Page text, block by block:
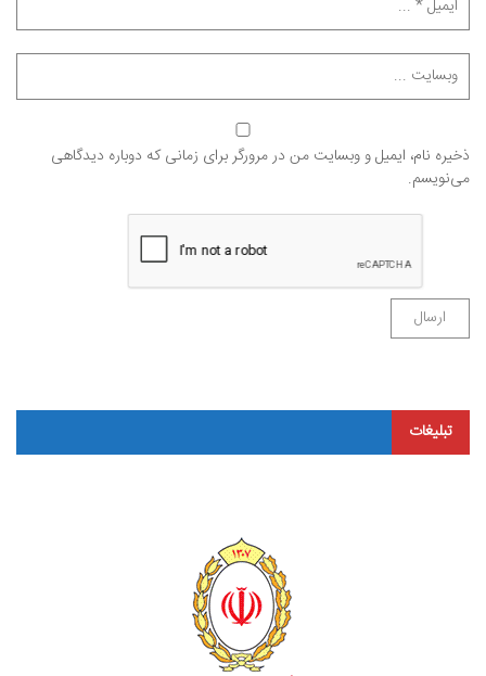
ذخیره نام، ایمیل و وبسایت من در مرورگر برای زمانی که دوباره دیدگاهی
می‌نویسم.
تبلیغات